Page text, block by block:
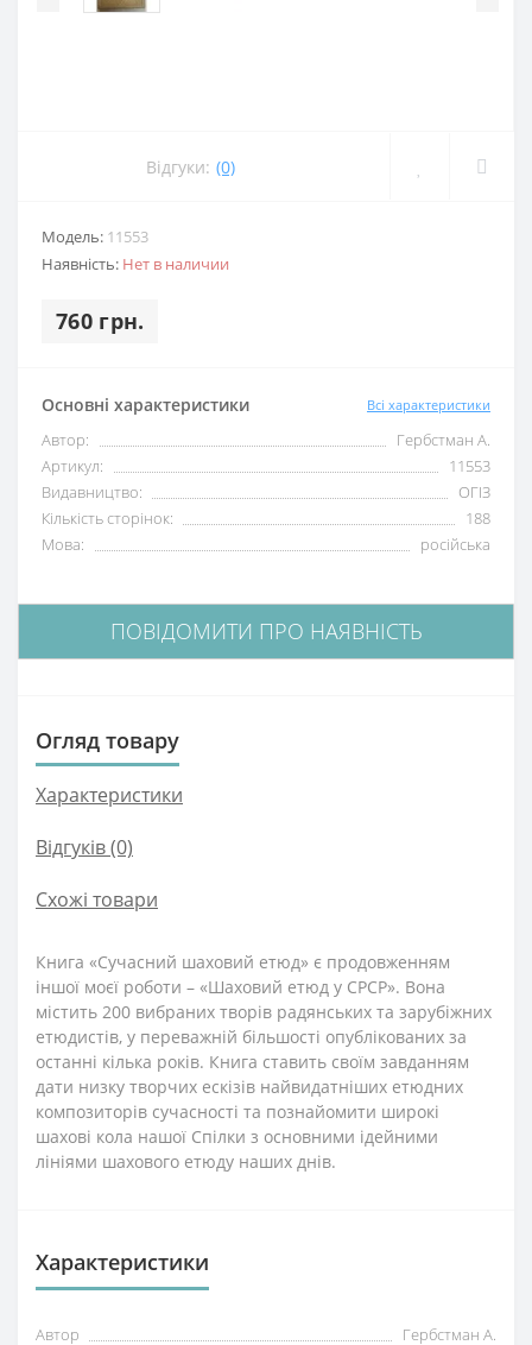
Відгуки: (0)
Модель: 11553
Наявність: Нет в наличии
760 грн.
Основні характеристики Всі характеристики
Автор:
Гербстман А.
Артикул:
11553
Видавництво:
ОГІЗ
Кількість сторінок:
188
Мова:
російська
ПОВІДОМИТИ ПРО НАЯВНІСТЬ
Огляд товару
Характеристики
Відгуків (0)
Схожі товари
Книга «Сучасний шаховий етюд» є продовженням
іншої моєї роботи – «Шаховий етюд у СРСР». Вона
містить 200 вибраних творів радянських та зарубіжних
етюдистів, у переважній більшості опублікованих за
останні кілька років. Книга ставить своїм завданням
дати низку творчих ескізів найвидатніших етюдних
композиторів сучасності та познайомити широкі
шахові кола нашої Спілки з основними ідейними
лініями шахового етюду наших днів.
Характеристики
Автор
Гербстман А.